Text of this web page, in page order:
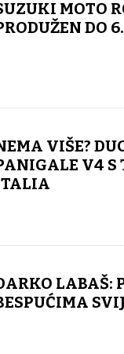
MOTO
DO
VIŠE?
V4 S
LABAŠ: